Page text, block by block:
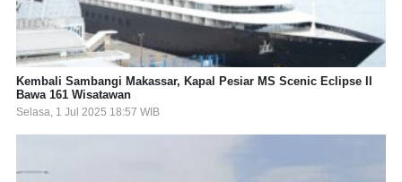
Kembali Sambangi Makassar, Kapal Pesiar MS Scenic Eclipse II
Bawa 161 Wisatawan
Selasa, 1 Jul 2025 18:57 WIB